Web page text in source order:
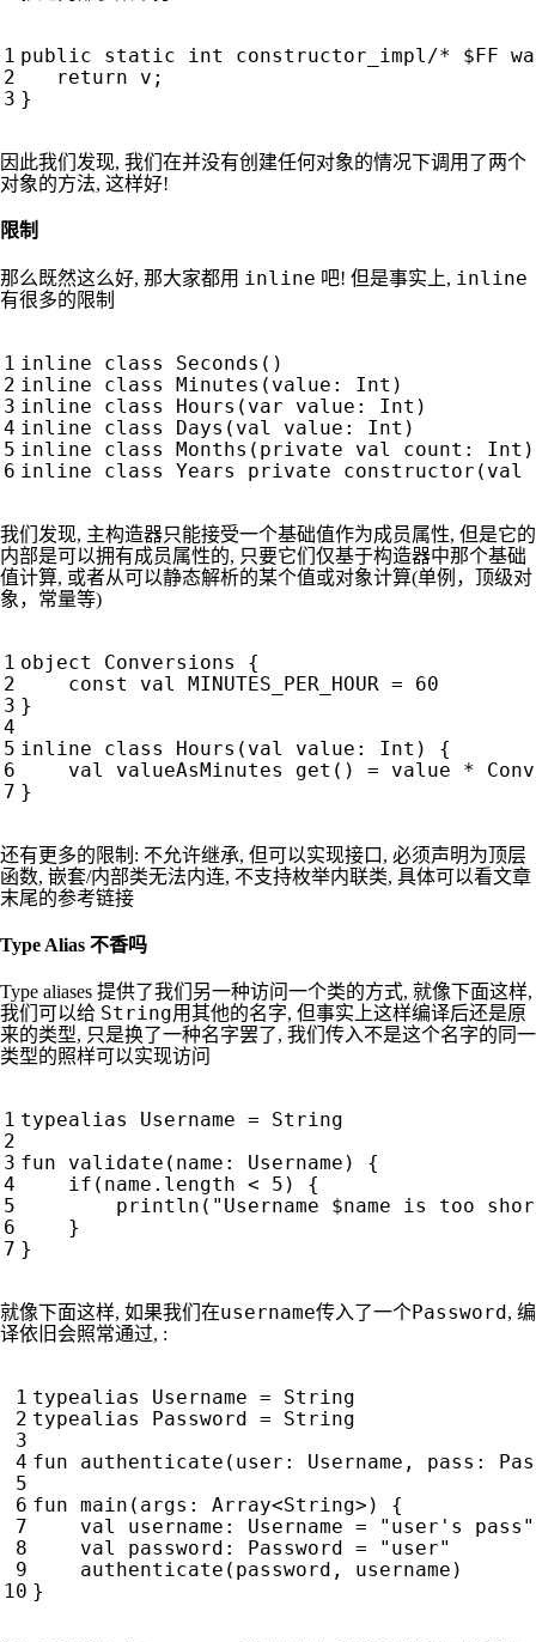
public static int constructor_impl/* $FF
return
v ;
}
因此我们发现, 我们在并没有创建任何对象的情况下调用了两个
对象的方法, 这样好!
限制
那么既然这么好, 那大家都用 inline 吧! 但是事实上, inline
有很多的限制
inline class Seconds ()
inline
class Minutes ( value : Int )
inline
class Hours ( var value : Int )
inline
class Days ( val value : Int )
inline
class Months ( private val count : Int )
inline
class Years private constructor ( val
我们发现, 主构造器只能接受一个基础值作为成员属性, 但是它的
内部是可以拥有成员属性的, 只要它们仅基于构造器中那个基础
值计算, 或者从可以静态解析的某个值或对象计算(单例，顶级对
象，常量等)
object Conversions
{
const
val MINUTES _PER_HOUR =
60
}
inline
class Hours ( val value : Int )
{
val
valueAsMinutes get () = value *
}
还有更多的限制: 不允许继承, 但可以实现接口, 必须声明为顶层
函数, 嵌套/内部类无法内连, 不支持枚举内联类, 具体可以看文章
末尾的参考链接
Type Alias 不香吗
Type aliases 提供了我们另一种访问一个类的方式, 就像下面这样,
我们可以给 String用其他的名字, 但事实上这样编译后还是原
来的类型, 只是换了一种名字罢了, 我们传入不是这个名字的同一
类型的照样可以实现访问
typealias Username =
String
fun
validate ( name : Username )
{
if ( name . length < 5 )
{
println ( "Username $name is too
}
}
就像下面这样, 如果我们在username传入了一个Password, 编
译依旧会照常通过, :
typealias Username =
String
typealias
Password =
String
fun
authenticate ( user : Username , pass :
fun main ( args : Array<String>)
{
val
username : Username =
"user's pass"
val
password : Password =
"user"
authenticate ( password , username )
}